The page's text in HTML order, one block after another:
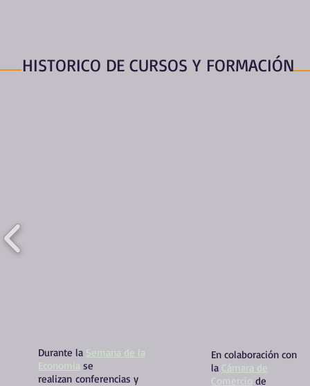
HISTORICO DE CURSOS Y FORMACIÓN
Durante la Semana de la
Economia se
realizan conferencias y
En colaboración con
la Cámara de
Comercio de